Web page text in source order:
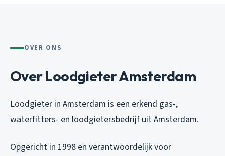
OVER ONS
Over Loodgieter Amsterdam
Loodgieter in Amsterdam is een erkend gas-,
waterfitters- en loodgietersbedrijf uit Amsterdam.
Opgericht in 1998 en verantwoordelijk voor